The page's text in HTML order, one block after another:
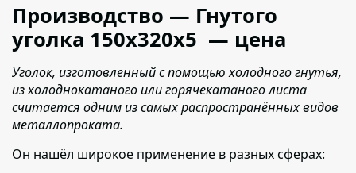
Производство — Гнутого
уголка 150х320х5 — цена
Уголок, изготовленный с помощью холодного гнутья,
из холоднокатаного или горячекатаного листа
считается одним из самых распространённых видов
металлопроката.
Он нашёл широкое применение в разных сферах: